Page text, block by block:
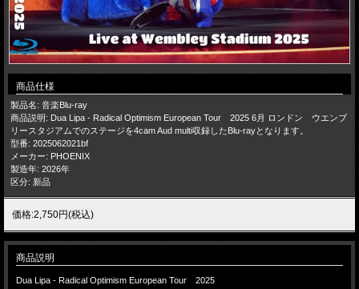
商品仕様
製品名: 音楽Blu-ray
商品説明: Dua Lipa - Radical Optimism European Tour 2025 6月 ロンドン ウエンブ
リースタジアムでのステージを4cam Aud multi収録したBlu-rayとなります。
型番: 2025062021bf
メーカー: PHOENIX
製造年: 2026年
区分: 新品
価格:2,750円(税込)
商品説明
Dua Lipa - Radical Optimism European Tour 2025